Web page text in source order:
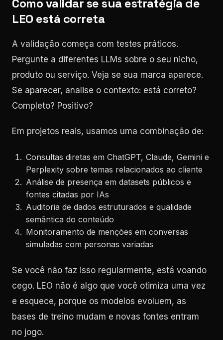
Como validar se sua estratégia de
LEO está correta
A validação começa com testes práticos.
Pergunte a diferentes LLMs sobre o seu nicho,
produto ou serviço. Veja se sua marca aparece.
Se aparecer, analise o contexto: está correto?
Completo? Positivo?
Em projetos reais, usamos uma combinação de:
Consultas diretas em ChatGPT, Claude, Gemini e
Perplexity sobre temas relacionados ao cliente
Análise de presença em datasets públicos e
fontes citadas por IAs
Auditoria de dados estruturados e qualidade
semântica do conteúdo
Monitoramento de menções em conversas
simuladas com personas variadas
Se você não faz isso regularmente, está voando
cego. LEO não é algo que você otimiza uma vez
e esquece, porque os modelos evoluem, as
bases de treino mudam e novas fontes entram
no jogo.